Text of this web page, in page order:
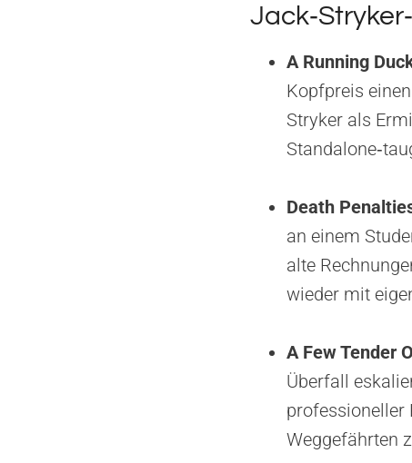
A Running
Kopfpreis
Stryker als
Death
an einem
alte
wieder mit
A Few Tender
Überfall
professioneller
Weggefährten